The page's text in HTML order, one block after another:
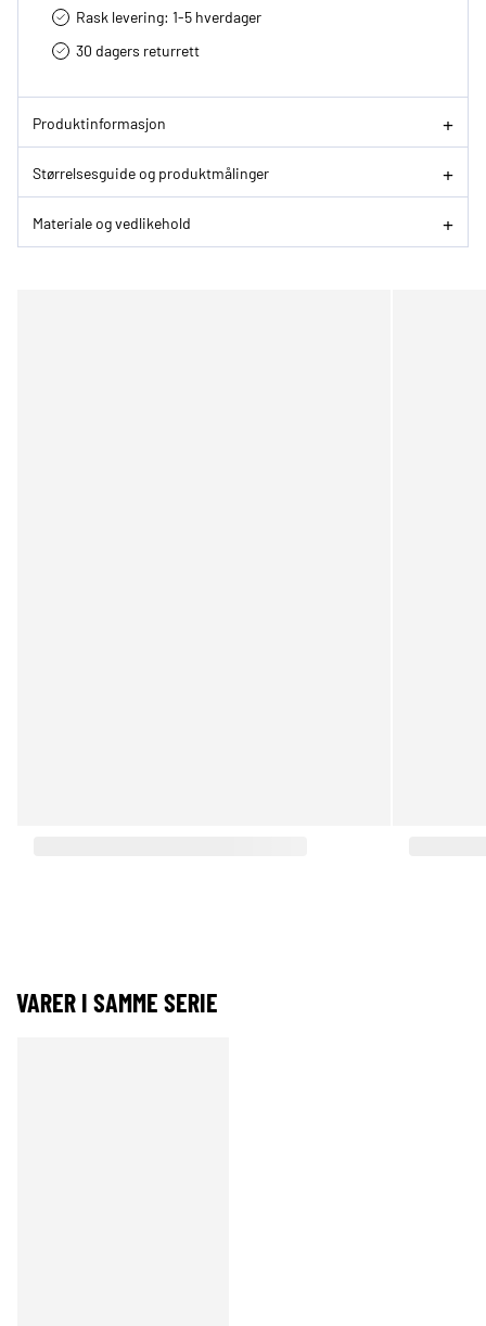
Rask levering: 1-5 hverdager
30 dagers returrett
Produktinformasjon
Størrelsesguide og produktmålinger
Materiale og vedlikehold
VARER I SAMME SERIE